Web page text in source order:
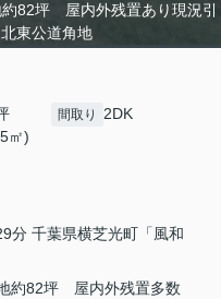
約82坪 屋内外残置あり現況引
東公道角地
㎡)
間取り 2DK
分 千葉県横芝光町「風和
約82坪 屋内外残置多数